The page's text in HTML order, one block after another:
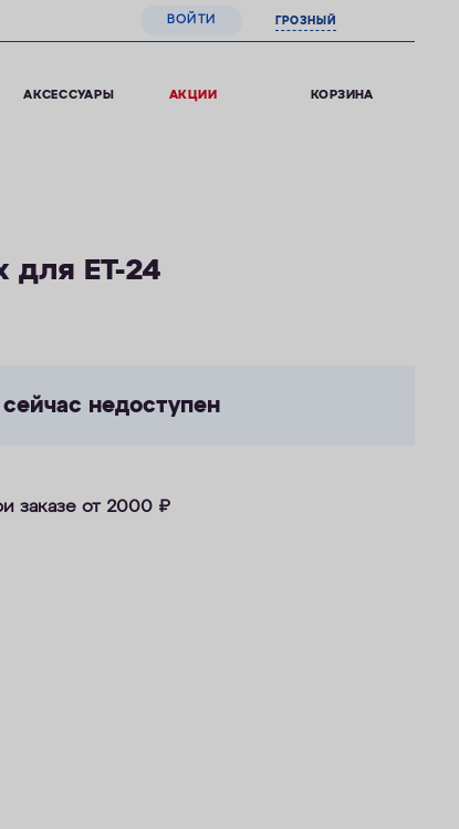
ВОЙТИ ГРОЗНЫЙ
АКСЕССУАРЫ АКЦИИ КОРЗИНА
для ET-24
недоступен
заказе от 2000 ₽